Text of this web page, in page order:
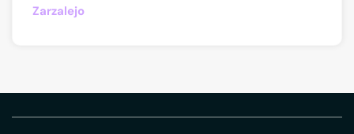
Zarzalejo